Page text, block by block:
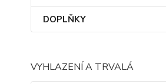
DOPLŇKY
VYHLAZENÍ A TRVALÁ